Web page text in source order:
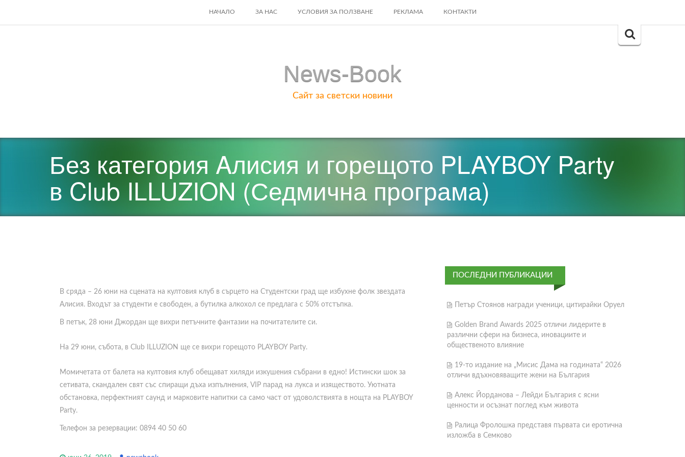
SKIP
НАЧАЛО ЗА НАС УСЛОВИЯ ЗА ПОЛЗВАНЕ РЕКЛАМА КОНТАКТИ
Search
News-Book
Сайт за светски новини
Без категория Aлисия и горещото PLAYBOY Party
в Club ILLUZION (Седмична програма)
В сряда – 26 юни на сцената на култовия клуб в сърцето на Студентски град ще избухне фолк звездата
Алисия. Входът за студенти е свободен, а бутилка алкохол се предлага с 50% отстъпка.
В петък, 28 юни Джордан ще вихри петъчните фантазии на почитателите си.
На 29 юни, събота, в Club ILLUZION ще се вихри горещото PLAYBOY Party.
Момичетата от балета на култовия клуб обещават хиляди изкушения събрани в едно! Истински шок за
сетивата, скандален свят със спиращи дъха изпълнения, VIP парад на лукса и изяществото. Уютната
обстановка, перфектният саунд и марковите напитки са само част от удоволствията в нощта на PLAYBOY
Party.
Телефон за резервации: 0894 40 50 60
ПОСЛЕДНИ ПУБЛИКАЦИИ
Петър Стоянов награди ученици, цитирайки Оруел
Golden Brand Awards 2025 отличи лидерите в
различни сфери на бизнеса, иновациите и
общественото влияние
19-то издание на „Мисис Дама на годината“ 2026
отличи вдъхновяващите жени на България
Алекс Йорданова – Лейди България с ясни
ценности и осъзнат поглед към живота
Ралица Фролошка представя първата си еротична
изложба в Семково